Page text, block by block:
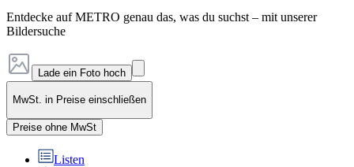
Entdecke auf METRO genau das, was du suchst – mit unserer
Bildersuche
Lade ein Foto hoch
MwSt. in Preise einschließen
Preise ohne MwSt
Listen